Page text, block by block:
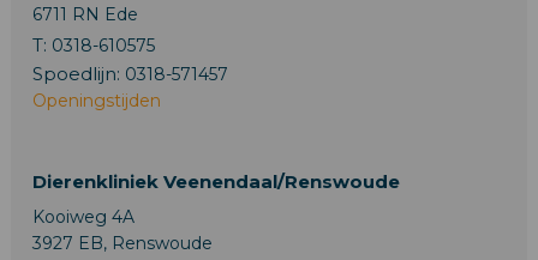
6711 RN Ede
T: 0318-610575
Spoedlijn: 0318-571457
Openingstijden
Dierenkliniek Veenendaal/Renswoude
Kooiweg 4A
3927 EB, Renswoude